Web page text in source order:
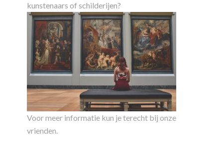
kunstenaars of schilderijen?
Voor meer informatie kun je terecht bij onze
vrienden.